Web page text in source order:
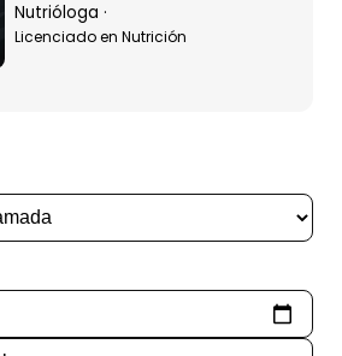
Nutrióloga ·
Licenciado en Nutrición